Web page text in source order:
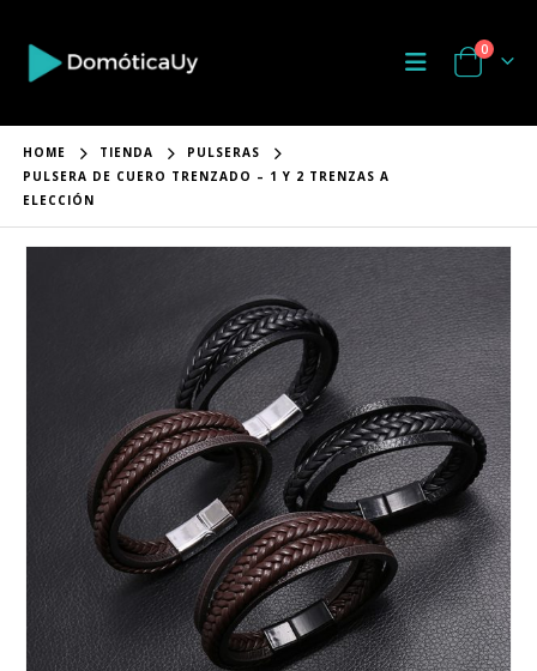
0
HOME TIENDA
PULSERAS
PULSERA DE CUERO TRENZADO – 1 Y 2 TRENZAS A
ELECCIÓN